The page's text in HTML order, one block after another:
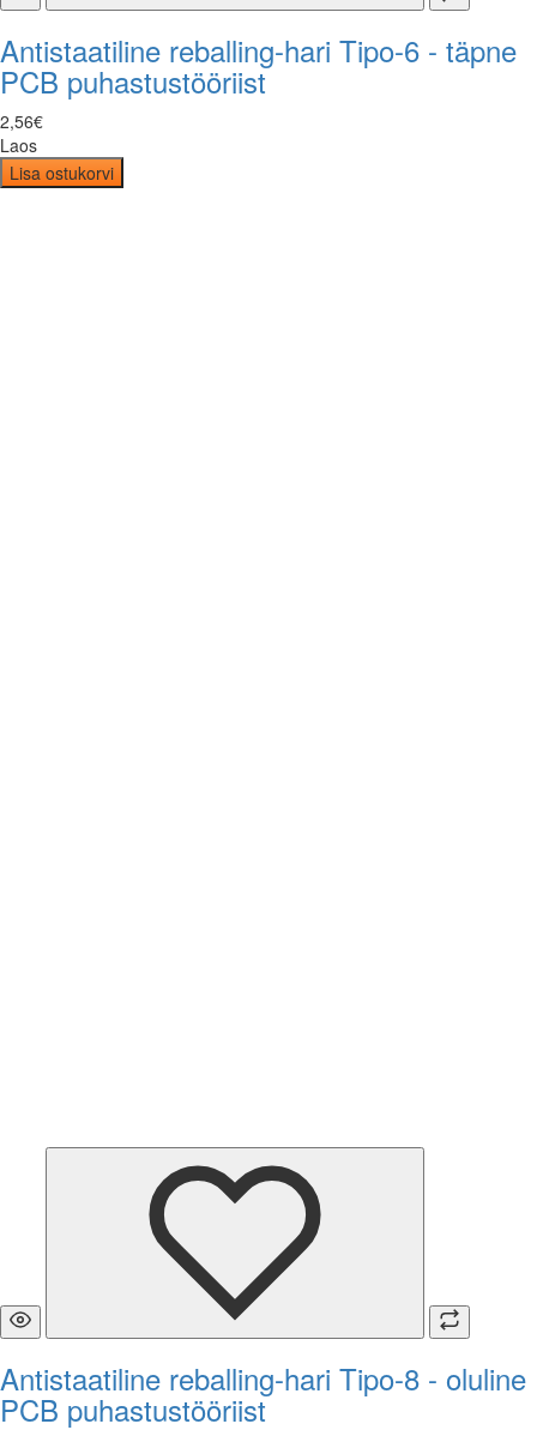
Antistaatiline reballing-hari Tipo-6 - täpne
PCB puhastustööriist
2,56€
Laos
Lisa ostukorvi
Antistaatiline reballing-hari Tipo-8 - oluline
PCB puhastustööriist